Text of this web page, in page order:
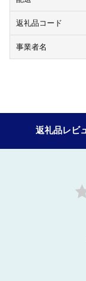
返礼品コード
事業者名
返礼品レビ